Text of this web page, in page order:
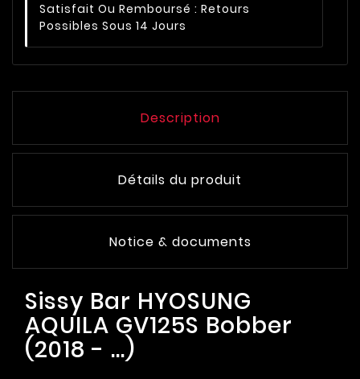
Satisfait Ou Remboursé : Retours
Possibles Sous 14 Jours
Description
Détails du produit
Notice & documents
Sissy Bar HYOSUNG
AQUILA GV125S Bobber
(2018 - ...)